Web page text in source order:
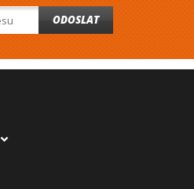
ODOSLAT